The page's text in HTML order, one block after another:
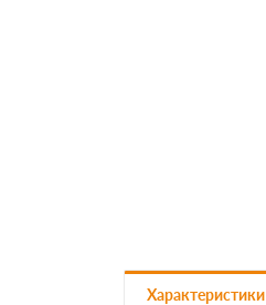
Характеристики